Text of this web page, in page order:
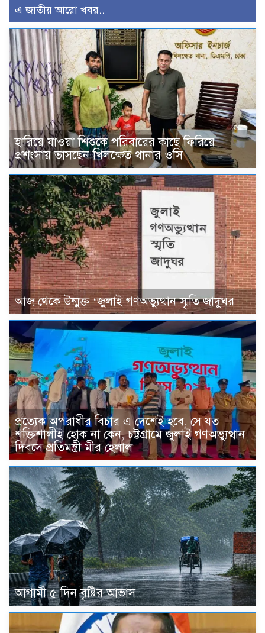
এ জাতীয় আরো খবর..
হারিয়ে যাওয়া শিশুকে পরিবারের কাছে ফিরিয়ে
প্রশংসায় ভাসছেন খিলক্ষেত থানার ওসি
আজ থেকে উন্মুক্ত ‘জুলাই গণঅভ্যুত্থান স্মৃতি জাদুঘর
প্রত্যেক অপরাধীর বিচার এ দেশেই হবে, সে যত
শক্তিশালীই হোক না কেন, চট্টগ্রামে জুলাই গণঅভ্যুত্থান
দিবসে প্রতিমন্ত্রী মীর হেলাল
আগামী ৫ দিন বৃষ্টির আভাস